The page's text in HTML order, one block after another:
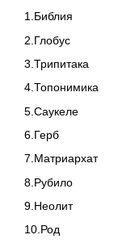
1.Библия
2.Глобус
3.Трипитака
4.Топонимика
5.Саукеле
6.Герб
7.Матриархат
8.Рубило
9.Неолит
10.Род